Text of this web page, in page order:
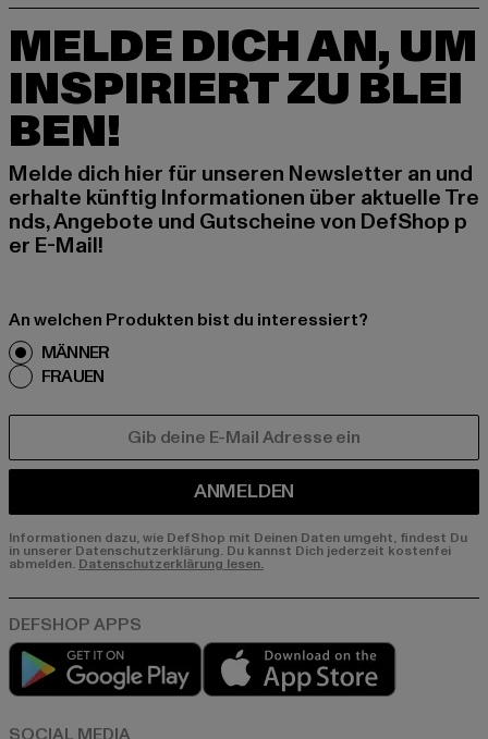
MELDE DICH AN, UM
INSPIRIERT ZU BLEI
BEN!
Melde dich hier für unseren Newsletter an und
erhalte künftig Informationen über aktuelle Tre
nds, Angebote und Gutscheine von DefShop p
er E-Mail!
An welchen Produkten bist du interessiert?
MÄNNER
FRAUEN
ANMELDEN
Informationen dazu, wie DefShop mit Deinen Daten umgeht, findest Du
in unserer Datenschutzerklärung. Du kannst Dich jederzeit kostenfei
abmelden. Datenschutzerklärung lesen.
Play market